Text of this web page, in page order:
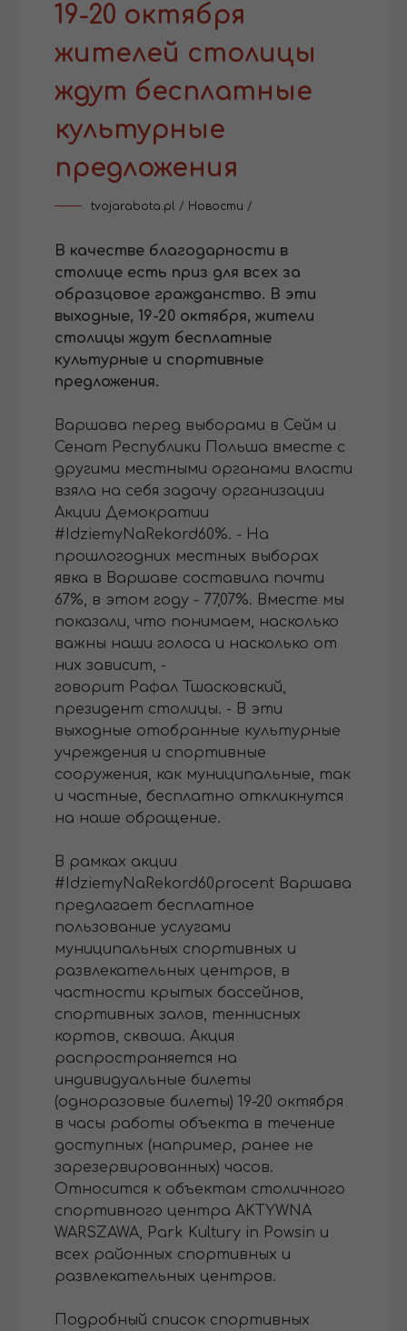
19-20 октября
жителей столицы
ждут бесплатные
культурные
предложения
tvojarabota.pl / Новости /
В качестве благодарности в
столице есть приз для всех за
образцовое гражданство. В эти
выходные, 19-20 октября, жители
столицы ждут бесплатные
культурные и спортивные
предложения.
Варшава перед выборами в Сейм и
Сенат Республики Польша вместе с
другими местными органами власти
взяла на себя задачу организации
Акции Демократии
#IdziemyNaRekord60%. - На
прошлогодних местных выборах
явка в Варшаве составила почти
67%, в этом году - 77,07%. Вместе мы
показали, что понимаем, насколько
важны наши голоса и насколько от
них зависит, -
говорит Рафал Тшасковский,
президент столицы. - В эти
выходные отобранные культурные
учреждения и спортивные
сооружения, как муниципальные, так
и частные, бесплатно откликнутся
на наше обращение.
В рамках акции
#IdziemyNaRekord60procent Варшава
предлагает бесплатное
пользование услугами
муниципальных спортивных и
развлекательных центров, в
частности крытых бассейнов,
спортивных залов, теннисных
кортов, сквоша. Акция
распространяется на
индивидуальные билеты
(одноразовые билеты) 19-20 октября
в часы работы объекта в течение
доступных (например, ранее не
зарезервированных) часов.
Относится к объектам столичного
спортивного центра AKTYWNA
WARSZAWA, Park Kultury in Powsin и
всех районных спортивных и
развлекательных центров.
Подробный список спортивных